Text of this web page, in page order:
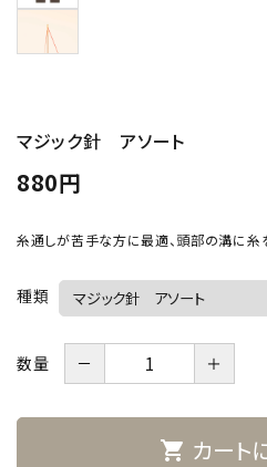
特定商取引法について
マジック針 アソート
880円
糸通しが苦手な方に最適、頭部の溝に糸
種類
数量 － ＋
shopping_cart カート